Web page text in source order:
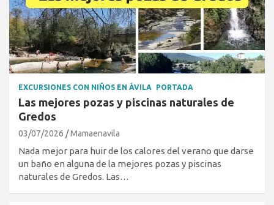
EXCURSIONES CON NIÑOS EN ÁVILA PORTADA
Las mejores pozas y piscinas naturales de
Gredos
03/07/2026 Mamaenavila
Nada mejor para huir de los calores del verano que darse
un baño en alguna de la mejores pozas y piscinas
naturales de Gredos. Las…